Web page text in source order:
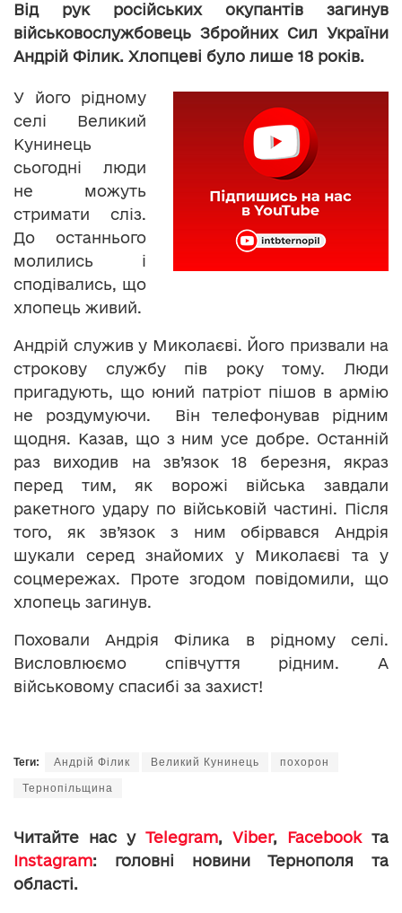
Від рук російських окупантів загинув
військовослужбовець Збройних Сил України
Андрій Філик. Хлопцеві було лише 18 років.
У його рідному
селі Великий
Кунинець
сьогодні люди
не можуть
стримати сліз.
До останнього
молились і
сподівались, що
хлопець живий.
Андрій служив у Миколаєві. Його призвали на
строкову службу пів року тому. Люди
пригадують, що юний патріот пішов в армію
не роздумуючи. Він телефонував рідним
щодня. Казав, що з ним усе добре. Останній
раз виходив на зв’язок 18 березня, якраз
перед тим, як ворожі війська завдали
ракетного удару по військовій частині. Після
того, як зв’язок з ним обірвався Андрія
шукали серед знайомих у Миколаєві та у
соцмережах. Проте згодом повідомили, що
хлопець загинув.
Поховали Андрія Філика в рідному селі.
Висловлюємо співчуття рідним. А
військовому спасибі за захист!
Теги: Андрій Філик Великий Кунинець похорон
Тернопільщина
Читайте нас у Telegram, Viber, Facebookта
Instagram: головні новини Тернополя та
області.